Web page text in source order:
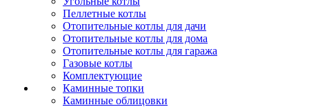
Пеллетные котлы
Отопительные котлы для дачи
Отопительные котлы для дома
Отопительные котлы для гаража
Газовые котлы
Комплектующие
Каминные топки
Каминные облицовки